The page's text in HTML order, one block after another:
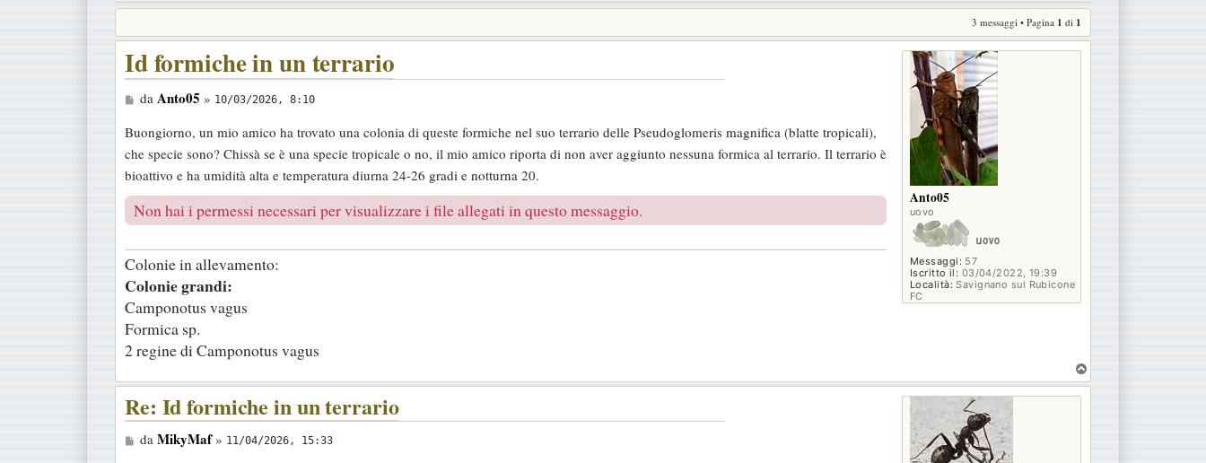
3 messaggi • Pagina 1 di 1
Anto05
uovo
Messaggi: 57
Iscritto il: 03/04/2022, 19:39
Località: Savignano sul Rubicone
FC
Id formiche in un terrario
M
s
s
a
g
g
i
o
da Anto05 » 10/03/2026, 8:10
Buongiorno, un mio amico ha trovato una colonia di queste formiche nel suo terrario delle Pseudoglomeris magnifica (blatte tropicali),
che specie sono? Chissà se è una specie tropicale o no, il mio amico riporta di non aver aggiunto nessuna formica al terrario. Il terrario è
bioattivo e ha umidità alta e temperatura diurna 24-26 gradi e notturna 20.
Non hai i permessi necessari per visualizzare i file allegati in questo messaggio.
Colonie in allevamento:
Colonie grandi:
Camponotus vagus
Formica sp.
2 regine di Camponotus vagus
o
Re: Id formiche in un terrario
M
da MikyMaf» 11/04/2026, 15:33